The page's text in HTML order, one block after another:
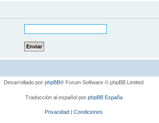
Desarrollado por phpBB® Forum Software © phpBB Limited
Traducción al español por phpBB España
Privacidad | Condiciones